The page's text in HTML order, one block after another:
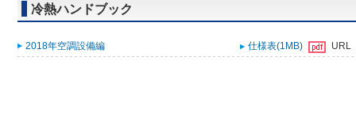
冷熱ハンドブック
2018年空調設備編 仕様表(1MB) URL